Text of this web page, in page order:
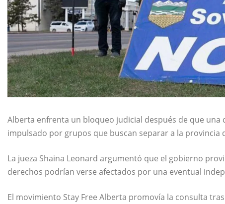
Alberta enfrenta un bloqueo judicial después de que
impulsado por grupos que buscan separar a la provincia
La jueza Shaina Leonard argumentó que el gobierno
derechos podrían verse afectados por una eventual
El movimiento Stay Free Alberta promovía la consulta